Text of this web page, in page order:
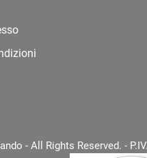
- All Rights Reserved. -